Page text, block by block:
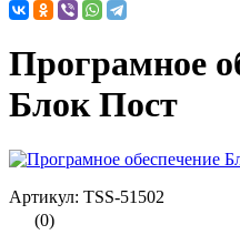
Програмное
Блок Пост
Артикул: TSS-51502
(0)